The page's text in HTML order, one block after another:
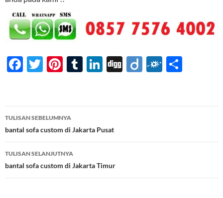
F
b
o
o
k
T
er
Pi
es
t
T
bl
r
Li
e
dI
n
Di Di F
d e
Navigasi
Tulisan
TULISAN SEBELUMNYA
bantal sofa custom di Jakarta Pusat
TULISAN SELANJUTNYA
bantal sofa custom di Jakarta Timur